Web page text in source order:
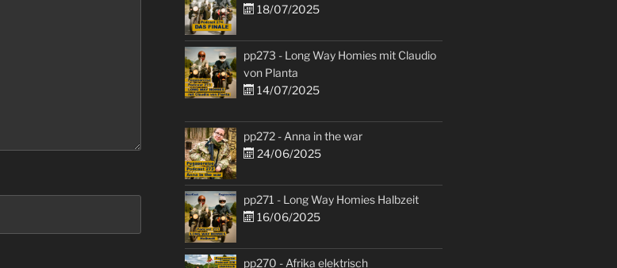
18/07/2025
pp273 - Long Way Homies mit Claudio
von Planta
14/07/2025
pp272 - Anna in the war
24/06/2025
pp271 - Long Way Homies Halbzeit
16/06/2025
pp270 - Afrika elektrisch